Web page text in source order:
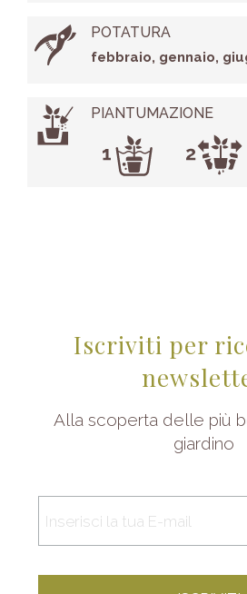
POTATURA
febbraio, gennaio,
PIANTUMAZIONE
Iscriviti per
Alla scoperta delle più
giardino